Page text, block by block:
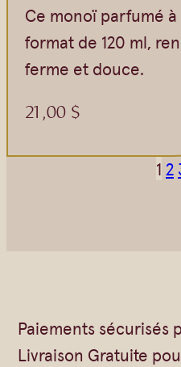
Ce monoï parfumé
format de 120 ml,
ferme et douce.
21,00 $
1 2
Paiements sécurisés
Livraison Gratuite